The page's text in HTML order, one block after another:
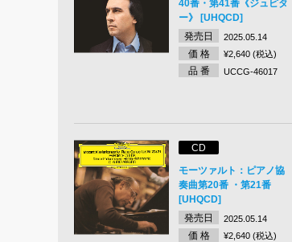
40番・第41番《ジュピタ
ー》 [UHQCD]
発売日
2025.05.14
価 格 ¥2,640 (税込)
品 番 UCCG-46017
CD
モーツァルト：ピアノ協
奏曲第20番 ・第21番
[UHQCD]
発売日
2025.05.14
価 格 ¥2,640 (税込)